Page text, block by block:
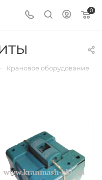
0
Крановое оборудование